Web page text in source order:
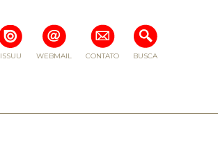
BUSCA
CONTATO
WEBMAIL
ISSUU